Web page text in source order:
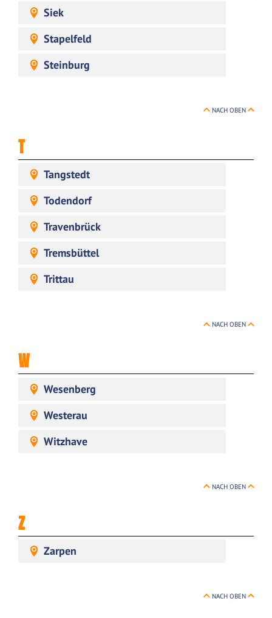
Siek
Stapelfeld
Steinburg
NACH OBEN
T
Tangstedt
Todendorf
Travenbrück
Tremsbüttel
Trittau
NACH OBEN
W
Wesenberg
Westerau
Witzhave
NACH OBEN
Z
Zarpen
NACH OBEN